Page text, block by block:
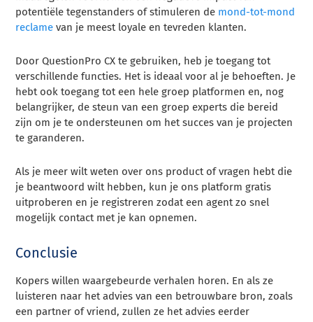
potentiële tegenstanders of stimuleren de mond-tot-mond
reclame van je meest loyale en tevreden klanten.
Door QuestionPro CX te gebruiken, heb je toegang tot
verschillende functies. Het is ideaal voor al je behoeften. Je
hebt ook toegang tot een hele groep platformen en, nog
belangrijker, de steun van een groep experts die bereid
zijn om je te ondersteunen om het succes van je projecten
te garanderen.
Als je meer wilt weten over ons product of vragen hebt die
je beantwoord wilt hebben, kun je ons platform gratis
uitproberen en je registreren zodat een agent zo snel
mogelijk contact met je kan opnemen.
Conclusie
Kopers willen waargebeurde verhalen horen. En als ze
luisteren naar het advies van een betrouwbare bron, zoals
een partner of vriend, zullen ze het advies eerder